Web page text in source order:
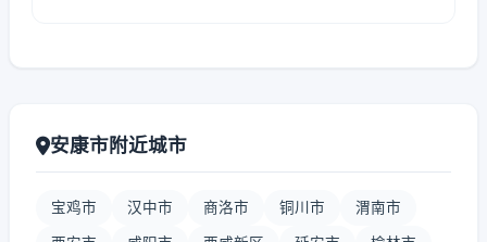
安康市附近城市
宝鸡市 汉中市 商洛市 铜川市 渭南市